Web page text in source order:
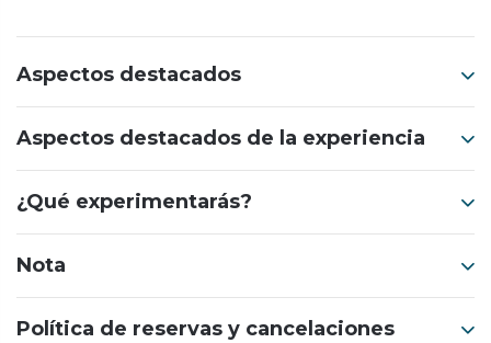
Aspectos destacados
Aspectos destacados de la experiencia
¿Qué experimentarás?
Nota
Política de reservas y cancelaciones